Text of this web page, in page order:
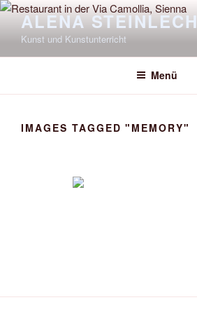
Zum
Inhalt
springen
ALENA
Kunst und Kunstunterricht
Menü
IMAGES TAGGED "MEMORY"